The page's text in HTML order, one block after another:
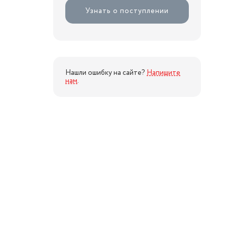
Узнать о поступлении
Нашли ошибку на сайте? Напишите
нам.